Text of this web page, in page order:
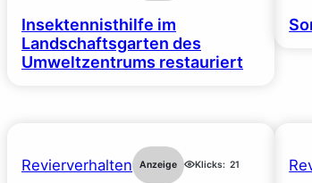
Insektennisthilfe im
Landschaftsgarten des
Umweltzentrums restauriert
Revierverhalten Anzeige Klicks: 21